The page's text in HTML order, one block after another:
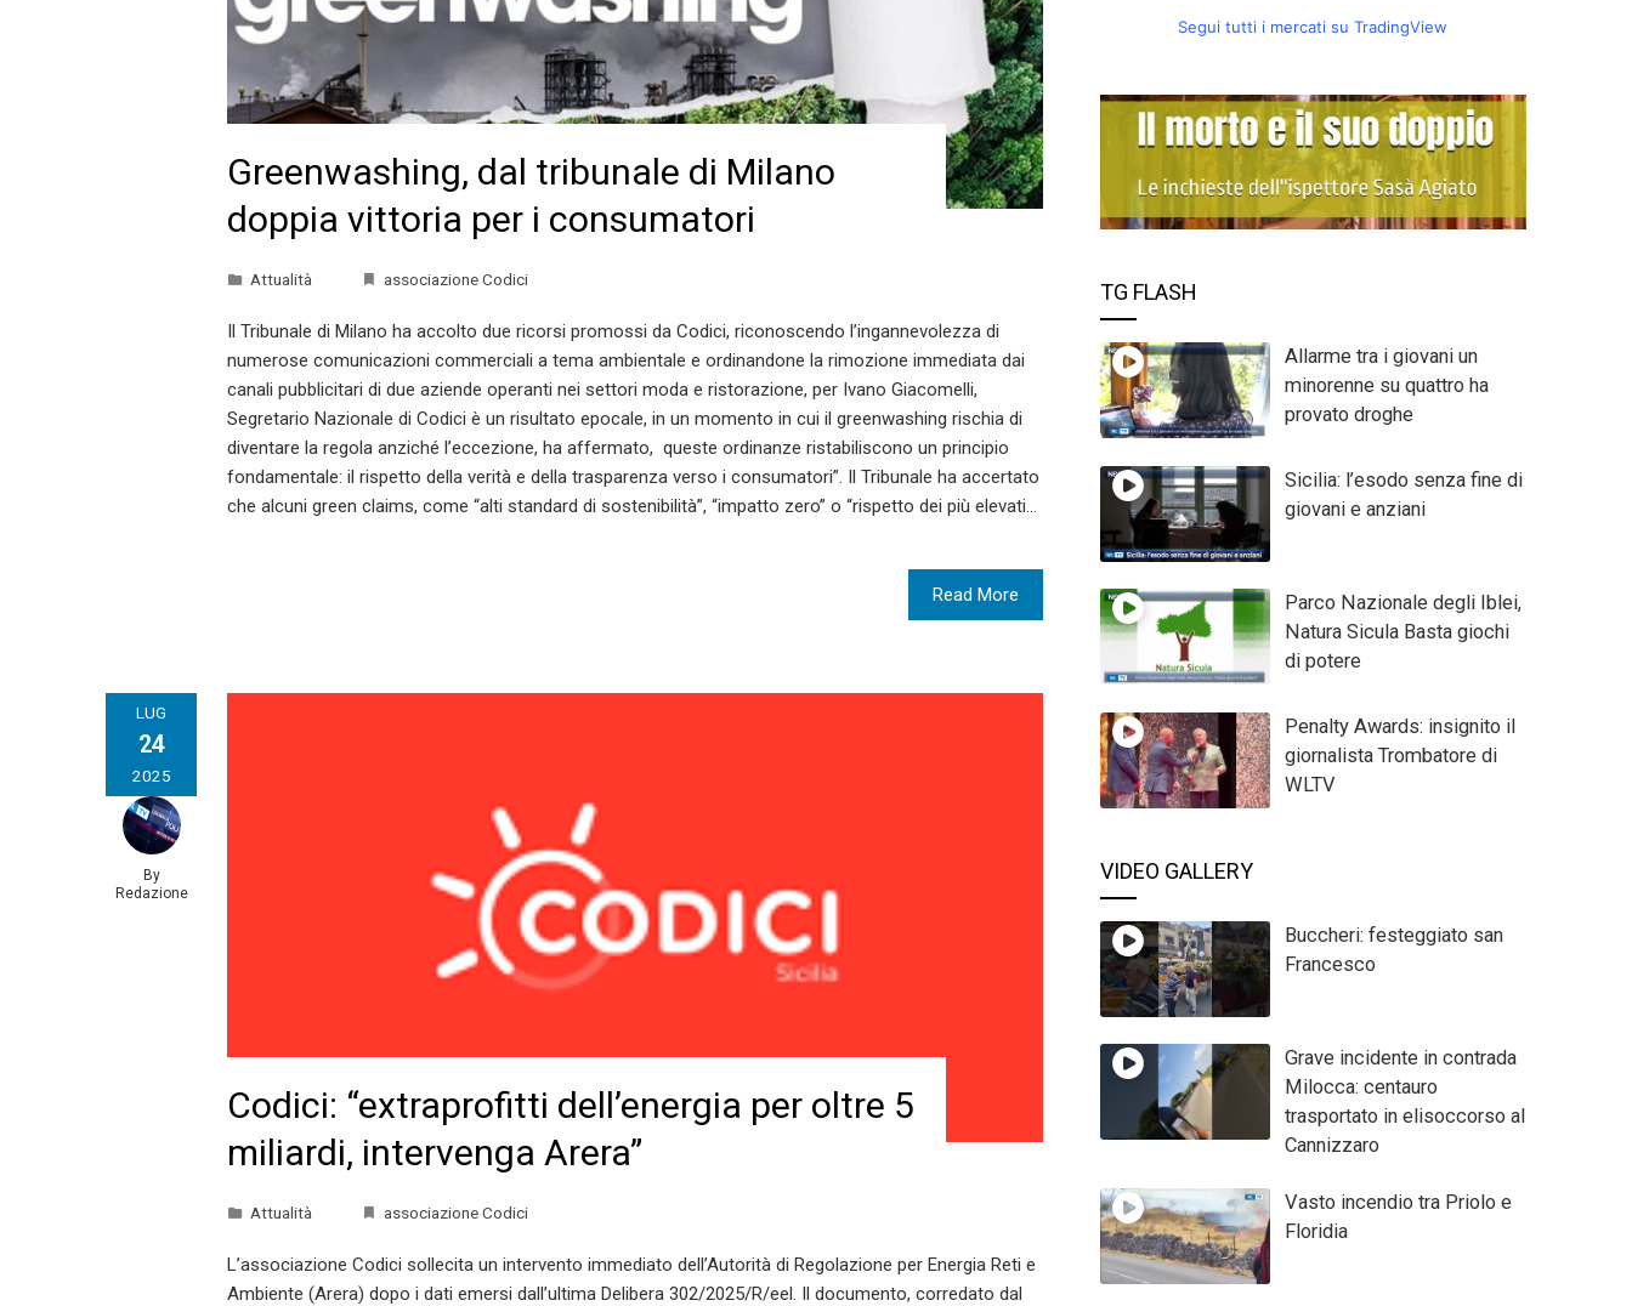
Greenwashing, dal tribunale di Milano
doppia vittoria per i consumatori
Attualità associazione Codici
Il Tribunale di Milano ha accolto due ricorsi promossi da Codici, riconoscendo l’ingannevolezza di
numerose comunicazioni commerciali a tema ambientale e ordinandone la rimozione immediata dai
canali pubblicitari di due aziende operanti nei settori moda e ristorazione, per Ivano Giacomelli,
Segretario Nazionale di Codici è un risultato epocale, in un momento in cui il greenwashing rischia di
diventare la regola anziché l’eccezione, ha affermato, queste ordinanze ristabiliscono un principio
fondamentale: il rispetto della verità e della trasparenza verso i consumatori”. Il Tribunale ha accertato
che alcuni green claims, come “alti standard di sostenibilità”, “impatto zero” o “rispetto dei più elevati…
Read More
LUG
24
2025
By
Redazione
Codici: “extraprofitti dell’energia per oltre 5
miliardi, intervenga Arera”
Attualità associazione Codici
L’associazione Codici sollecita un intervento immediato dell’Autorità di Regolazione per Energia Reti e
Ambiente (Arera) dopo i dati emersi dall’ultima Delibera 302/2025/R/eel. Il documento, corredato dal
Segui tutti i mercati su TradingView
TG FLASH
Allarme tra i giovani un
minorenne su quattro ha
provato droghe
Sicilia: l’esodo senza fine di
giovani e anziani
Parco Nazionale degli Iblei,
Natura Sicula Basta giochi
di potere
Penalty Awards: insignito il
giornalista Trombatore di
WLTV
VIDEO GALLERY
Buccheri: festeggiato san
Francesco
Grave incidente in contrada
Milocca: centauro
trasportato in elisoccorso al
Cannizzaro
Vasto incendio tra Priolo e
Floridia